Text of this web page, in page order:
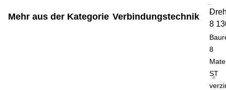
Mehr aus der Kategorie Verbindungstechnik
8
-
8
ST